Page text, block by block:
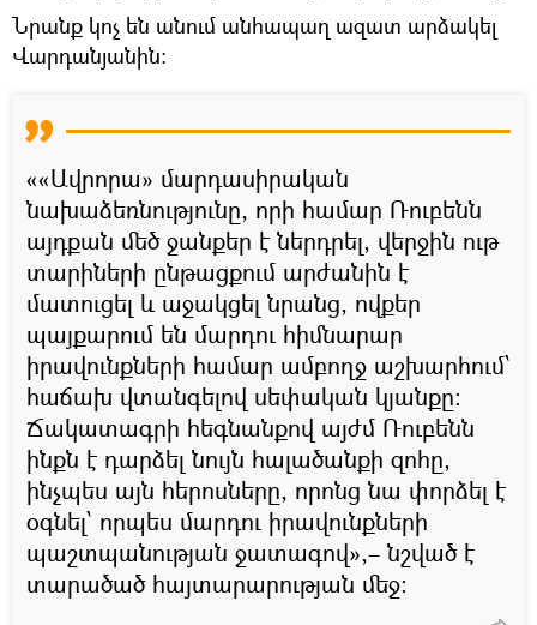
Նրանք կոչ են անում անհապաղ ազատ արձակել
Վարդանյանին։
««Ավրորա» մարդասիրական
նախաձեռնությունը, որի համար Ռուբենն
այդքան մեծ ջանքեր է ներդրել, վերջին ութ
տարիների ընթացքում արժանին է
մատուցել և աջակցել նրանց, ովքեր
պայքարում են մարդու հիմնարար
իրավունքների համար ամբողջ աշխարհում՝
հաճախ վտանգելով սեփական կյանքը:
Ճակատագրի հեգնանքով այժմ Ռուբենն
ինքն է դարձել նույն հալածանքի զոհը,
ինչպես այն հերոսները, որոնց նա փորձել է
օգնել՝ որպես մարդու իրավունքների
պաշտպանության ջատագով»,– նշված է
տարածած հայտարարության մեջ: